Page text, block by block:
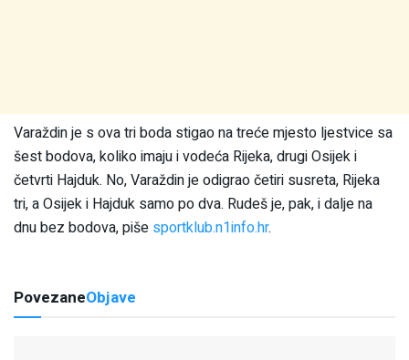
Varaždin je s ova tri boda stigao na treće mjesto ljestvice sa
šest bodova, koliko imaju i vodeća Rijeka, drugi Osijek i
četvrti Hajduk. No, Varaždin je odigrao četiri susreta, Rijeka
tri, a Osijek i Hajduk samo po dva. Rudeš je, pak, i dalje na
dnu bez bodova, piše sportklub.n1info.hr.
PovezaneObjave